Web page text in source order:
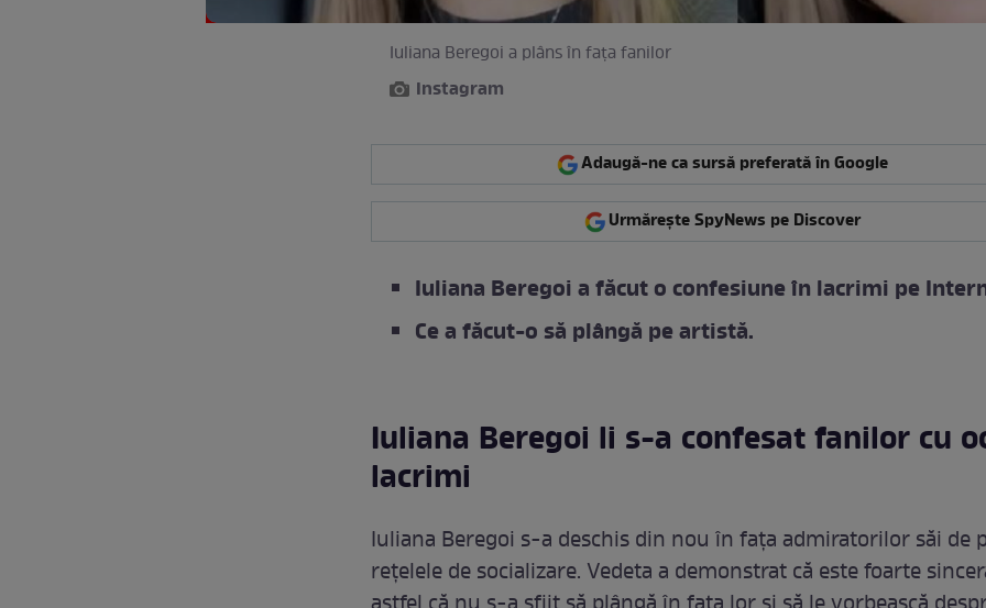
Iuliana Beregoi a plâns în fața fanilor
Instagram
Adaugă-ne ca sursă preferată în Google
Urmărește SpyNews pe Discover
Iuliana Beregoi a făcut o confesiune în lacrimi pe
Ce a făcut-o să plângă pe artistă.
Iuliana Beregoi li s-a confesat fanilor cu
lacrimi
Iuliana Beregoi s-a deschis din nou în fața admiratorilor săi de
rețelele de socializare. Vedeta a demonstrat că este foarte